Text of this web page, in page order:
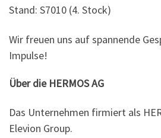
Stand: S7010 (4. Stock)
Wir freuen uns auf spannende
Impulse!
Über die HERMOS AG
Das Unternehmen firmiert als
Elevion Group.